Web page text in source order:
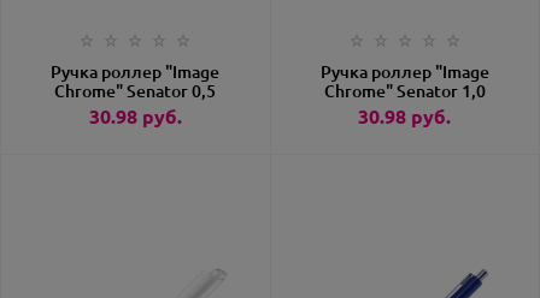
Ручка роллер "Image
Chrome" Senator 0,5
мм, метал., т.-синий/
серебристый, стерж.
30.98руб.
Ручка роллер "Image
Chrome" Senator 1,0
мм, метал.,
серебристый, стерж.
30.98 руб.